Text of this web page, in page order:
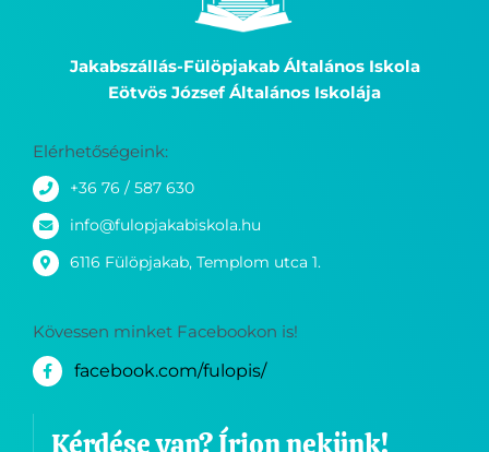
Jakabszállás-Fülöpjakab Általános Iskola
Eötvös József Általános Iskolája
Elérhetőségeink:
+36 76 / 587 630
info@fulopjakabiskola.hu
6116 Fülöpjakab, Templom utca 1.
Kövessen minket Facebookon is!
facebook.com/fulopis/